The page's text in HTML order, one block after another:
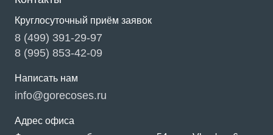
Круглосуточный приём заявок
8 (499) 391-29-97
8 (995) 853-42-09
Написать нам
info@gorecoses.ru
Адрес офиса